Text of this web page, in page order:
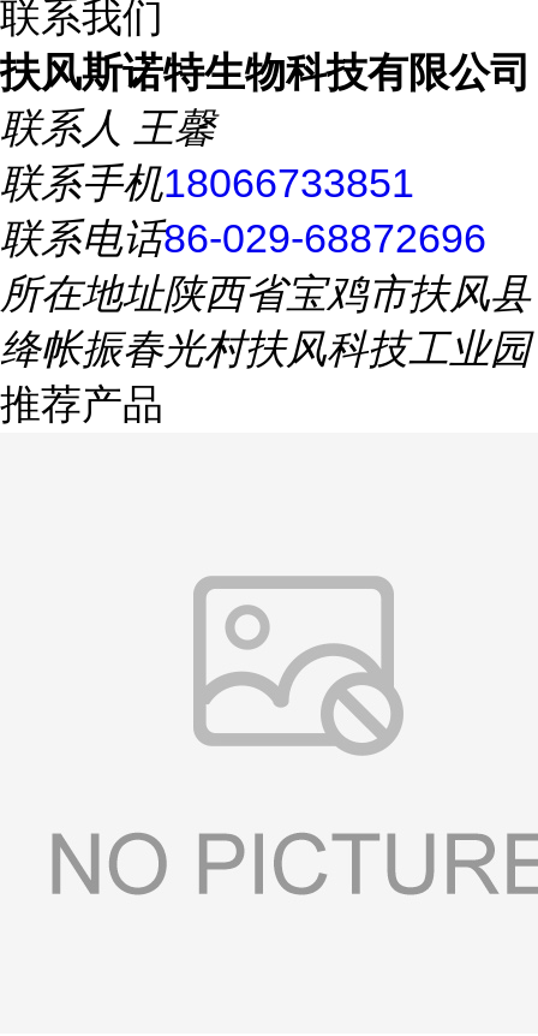
联系我们
扶风斯诺特生物科技有限公司
联系人 王馨
联系手机18066733851
联系电话86-029-68872696
所在地址陕西省宝鸡市扶风县
绛帐振春光村扶风科技工业园
推荐产品